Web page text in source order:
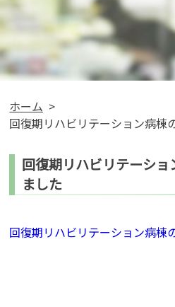
ホーム
回復期リハビリテーション病棟
回復期リハビリテーシ
ました
回復期リハビリテーション病棟